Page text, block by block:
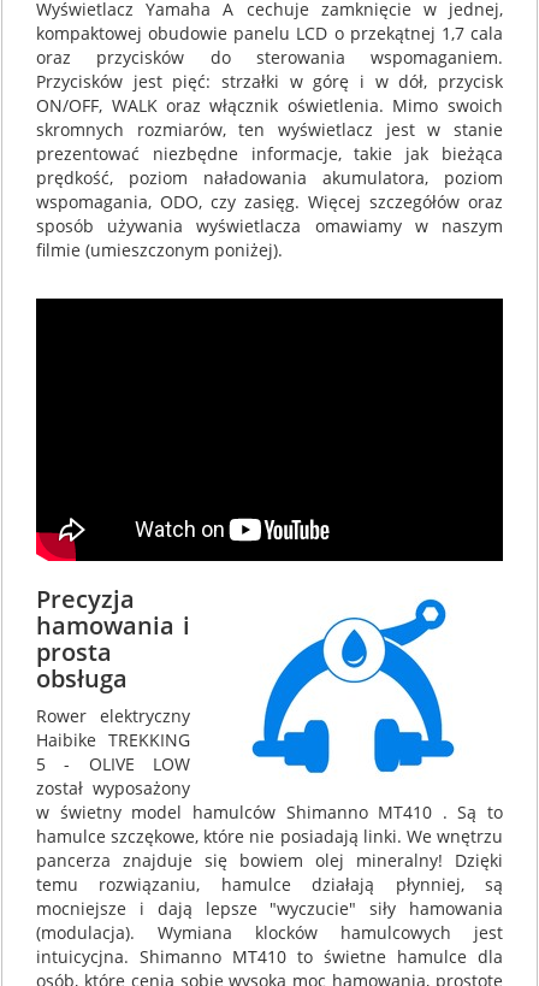
Wyświetlacz Yamaha A cechuje zamknięcie w jednej,
kompaktowej obudowie panelu LCD o przekątnej 1,7 cala
oraz przycisków do sterowania wspomaganiem.
Przycisków jest pięć: strzałki w górę i w dół, przycisk
ON/OFF, WALK oraz włącznik oświetlenia. Mimo swoich
skromnych rozmiarów, ten wyświetlacz jest w stanie
prezentować niezbędne informacje, takie jak bieżąca
prędkość, poziom naładowania akumulatora, poziom
wspomagania, ODO, czy zasięg. Więcej szczegółów oraz
sposób używania wyświetlacza omawiamy w naszym
filmie (umieszczonym poniżej).
Precyzja
hamowania i
prosta
obsługa
Rower elektryczny
Haibike TREKKING
5 - OLIVE LOW
został wyposażony
w świetny model hamulców Shimanno MT410 . Są to
hamulce szczękowe, które nie posiadają linki. We wnętrzu
pancerza znajduje się bowiem olej mineralny! Dzięki
temu rozwiązaniu, hamulce działają płynniej, są
mocniejsze i dają lepsze "wyczucie" siły hamowania
(modulacja). Wymiana klocków hamulcowych jest
intuicycjna. Shimanno MT410 to świetne hamulce dla
osób, które cenią sobie wysoką moc hamowania, prostotę